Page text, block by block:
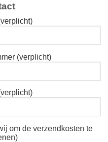
(verplicht)
om de verzendkosten te